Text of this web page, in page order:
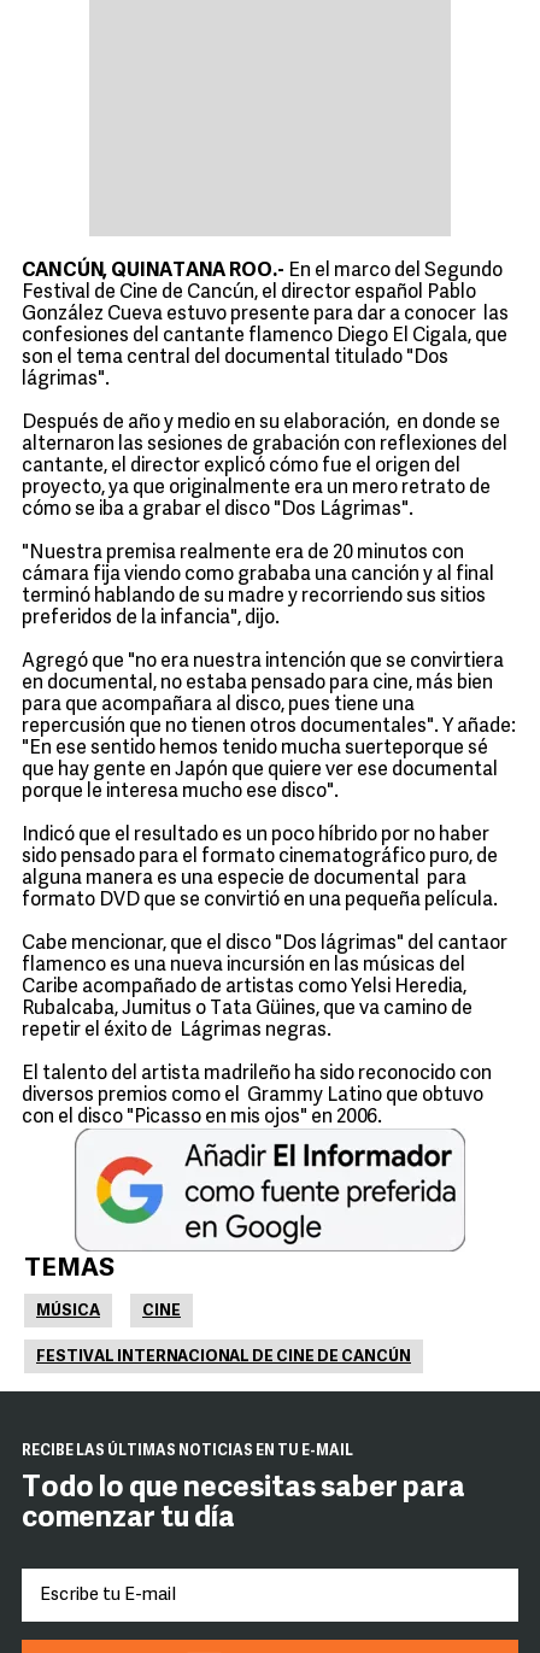
CANCÚN, QUINATANA ROO.- En el marco del Segundo
Festival de Cine de Cancún, el director español Pablo
González Cueva estuvo presente para dar a conocer las
confesiones del cantante flamenco Diego El Cigala, que
son el tema central del documental titulado "Dos
lágrimas".
Después de año y medio en su elaboración, en donde se
alternaron las sesiones de grabación con reflexiones del
cantante, el director explicó cómo fue el origen del
proyecto, ya que originalmente era un mero retrato de
cómo se iba a grabar el disco "Dos Lágrimas".
"Nuestra premisa realmente era de 20 minutos con
cámara fija viendo como grababa una canción y al final
terminó hablando de su madre y recorriendo sus sitios
preferidos de la infancia", dijo.
Agregó que "no era nuestra intención que se convirtiera
en documental, no estaba pensado para cine, más bien
para que acompañara al disco, pues tiene una
repercusión que no tienen otros documentales". Y añade:
"En ese sentido hemos tenido mucha suerteporque sé
que hay gente en Japón que quiere ver ese documental
porque le interesa mucho ese disco".
Indicó que el resultado es un poco híbrido por no haber
sido pensado para el formato cinematográfico puro, de
alguna manera es una especie de documental para
formato DVD que se convirtió en una pequeña película.
Cabe mencionar, que el disco "Dos lágrimas" del cantaor
flamenco es una nueva incursión en las músicas del
Caribe acompañado de artistas como Yelsi Heredia,
Rubalcaba, Jumitus o Tata Güines, que va camino de
repetir el éxito de Lágrimas negras.
El talento del artista madrileño ha sido reconocido con
diversos premios como el Grammy Latino que obtuvo
con el disco "Picasso en mis ojos" en 2006.
TEMAS
MÚSICA CINE
FESTIVAL INTERNACIONAL DE CINE DE CANCÚN
RECIBE LAS ÚLTIMAS NOTICIAS EN TU E-MAIL
Todo lo que necesitas saber para
comenzar tu día